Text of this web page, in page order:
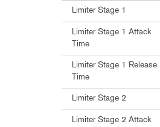
Limiter Stage 1
Limiter Stage 1 Attack
Time
Limiter Stage 1 Release
Time
Limiter Stage 2
Limiter Stage 2 Attack